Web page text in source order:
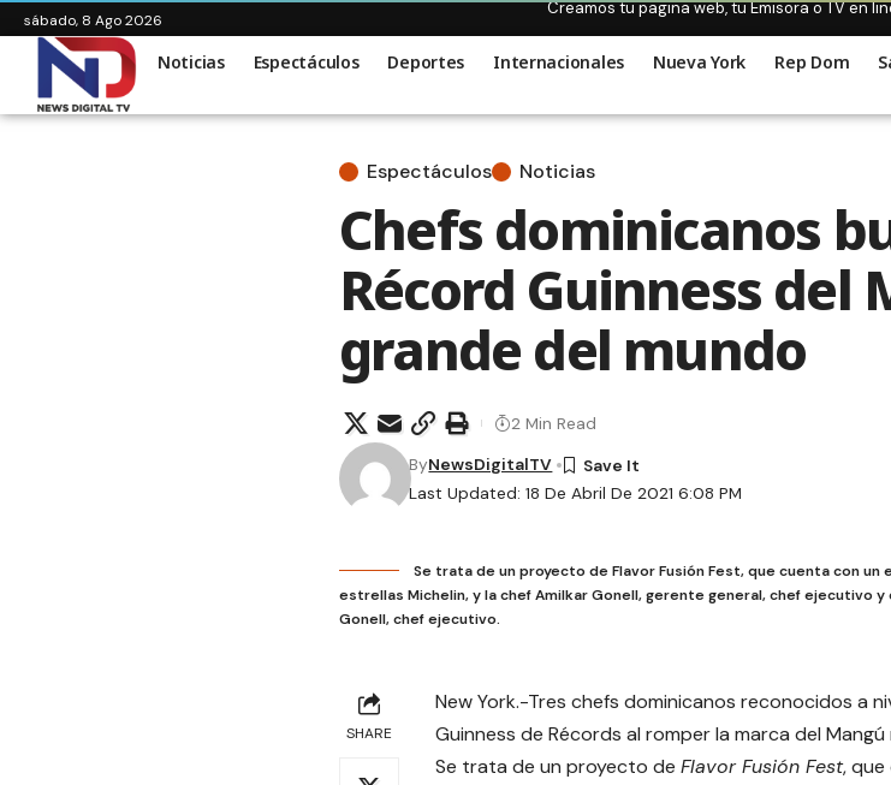
sábado, 8 Ago 2026
Creamos tu pagina web, tu Emisora o TV en
Noticias Espectáculos Deportes Internacionales Nueva York Rep Dom
Espectáculos Noticias
Chefs dominicanos
Récord Guinness del
grande del mundo
Last Updated: 18 De Abril De 2021 6:08 PM
ByNewsDigitalTV
2 Min Read
Se trata de un proyecto de Flavor Fusión Fest, que cuenta con
estrellas Michelin, y la chef Amilkar Gonell, gerente general, chef ejecutivo
Gonell, chef ejecutivo.
SHARE
New York.-Tres chefs dominicanos reconocidos a
Guinness de Récords al romper la marca del
Se trata de un proyecto de Flavor Fusión Fest,